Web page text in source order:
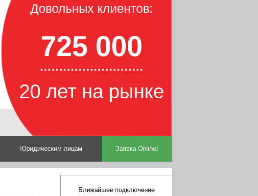
Довольных клиентов:
725 000
20 лет на рынке
Юридическим лицам Заявка Online!
Ближайшее подключение